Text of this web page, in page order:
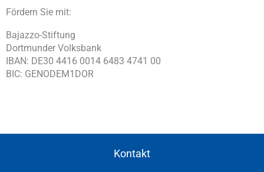
Fördern Sie mit:
Bajazzo-Stiftung
Dortmunder Volksbank
IBAN: DE30 4416 0014 6483 4741 00
BIC: GENODEM1DOR
Kontakt